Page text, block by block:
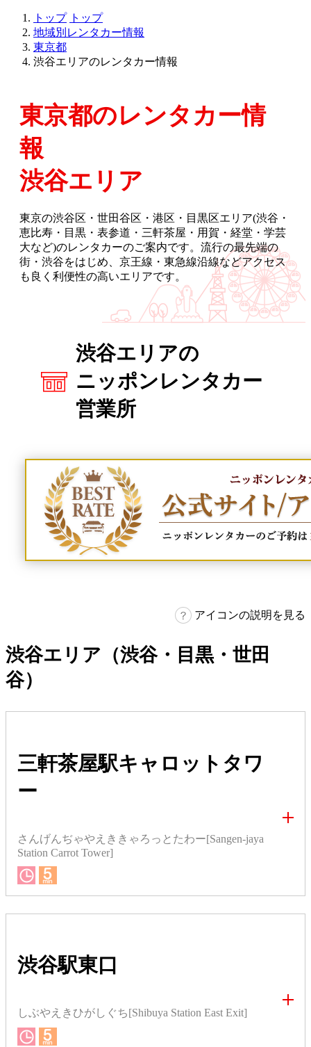
トップ トップ
地域別レンタカー情報
東京都
渋谷エリアのレンタカー情報
東京都のレンタカー情
報
渋谷エリア
東京の渋谷区・世田谷区・港区・目黒区エリア(渋谷・
恵比寿・目黒・表参道・三軒茶屋・用賀・経堂・学芸
大など)のレンタカーのご案内です。流行の最先端の
街・渋谷をはじめ、京王線・東急線沿線などアクセス
も良く利便性の高いエリアです。
渋谷エリアの
ニッポンレンタカー
営業所
アイコンの説明を見る
渋谷エリア（渋谷・目黒・世田
谷）
三軒茶屋駅キャロットタワ
ー
さんげんぢゃやえききゃろっとたわー[Sangen-jaya
Station Carrot Tower]
渋谷駅東口
しぶやえきひがしぐち[Shibuya Station East Exit]